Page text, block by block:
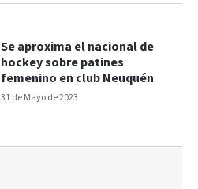
31 de Mayo de 2023
Se aproxima el nacional de
hockey sobre patines
femenino en club Neuquén